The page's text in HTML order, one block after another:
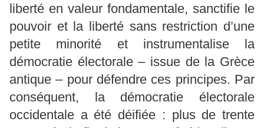
liberté en valeur fondamentale, sanctifie le
pouvoir et la liberté sans restriction d’une
petite minorité et instrumentalise la
démocratie électorale – issue de la Grèce
antique – pour défendre ces principes. Par
conséquent, la démocratie électorale
occidentale a été déifiée : plus de trente